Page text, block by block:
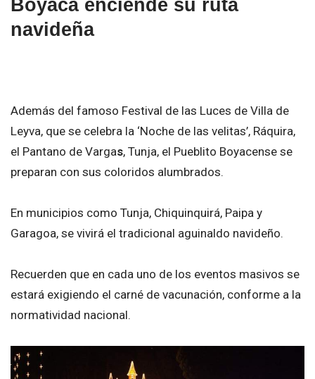
Boyacá enciende su ruta
navideña
Además del famoso Festival de las Luces de Villa de
Leyva, que se celebra la ‘Noche de las velitas’, Ráquira,
el Pantano de Vargas, Tunja, el Pueblito Boyacense se
preparan con sus coloridos alumbrados.
En municipios como Tunja, Chiquinquirá, Paipa y
Garagoa, se vivirá el tradicional aguinaldo navideño.
Recuerden que en cada uno de los eventos masivos se
estará exigiendo el carné de vacunación, conforme a la
normatividad nacional.